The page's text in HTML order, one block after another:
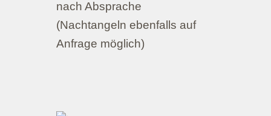
nach Absprache
(Nachtangeln ebenfalls auf
Anfrage möglich)